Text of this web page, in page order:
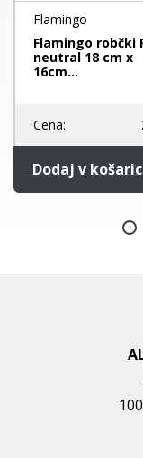
Flamingo
Flamingo robčki
neutral 18 cm x
16cm...
Cena:
Dodaj v